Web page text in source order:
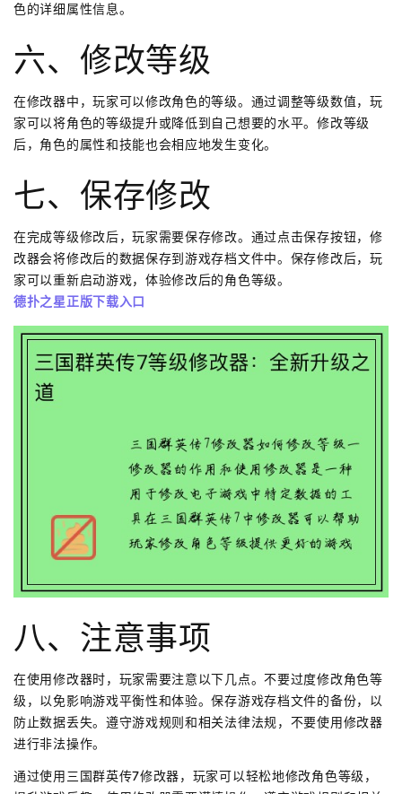
色的详细属性信息。
六、修改等级
在修改器中，玩家可以修改角色的等级。通过调整等级数值，玩
家可以将角色的等级提升或降低到自己想要的水平。修改等级
后，角色的属性和技能也会相应地发生变化。
七、保存修改
在完成等级修改后，玩家需要保存修改。通过点击保存按钮，修
改器会将修改后的数据保存到游戏存档文件中。保存修改后，玩
家可以重新启动游戏，体验修改后的角色等级。
德扑之星正版下载入口
八、注意事项
在使用修改器时，玩家需要注意以下几点。不要过度修改角色等
级，以免影响游戏平衡性和体验。保存游戏存档文件的备份，以
防止数据丢失。遵守游戏规则和相关法律法规，不要使用修改器
进行非法操作。
通过使用三国群英传7修改器，玩家可以轻松地修改角色等级，